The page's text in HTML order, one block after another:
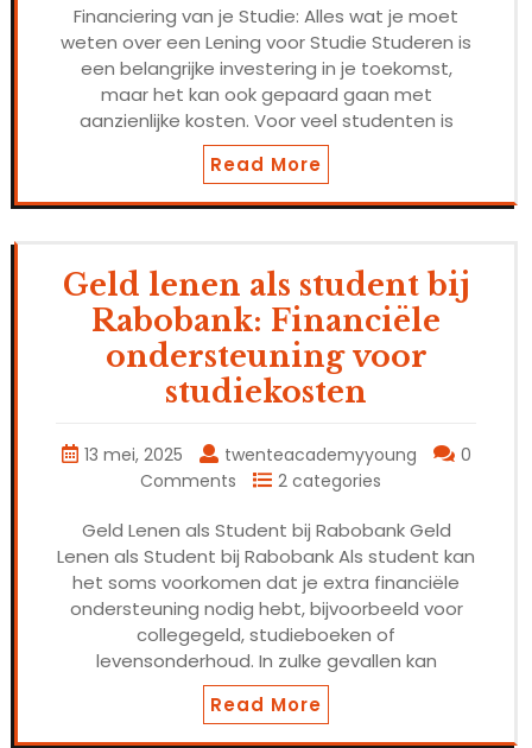
Financiering van je Studie: Alles wat je moet
weten over een Lening voor Studie Studeren is
een belangrijke investering in je toekomst,
maar het kan ook gepaard gaan met
aanzienlijke kosten. Voor veel studenten is
Read More
Geld lenen als student bij
Rabobank: Financiële
ondersteuning voor
studiekosten
13 mei, 2025 twenteacademyyoung
0
Comments
2 categories
Geld Lenen als Student bij Rabobank Geld
Lenen als Student bij Rabobank Als student kan
het soms voorkomen dat je extra financiële
ondersteuning nodig hebt, bijvoorbeeld voor
collegegeld, studieboeken of
levensonderhoud. In zulke gevallen kan
Read More